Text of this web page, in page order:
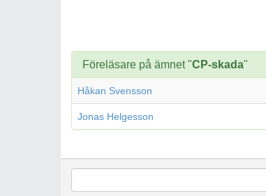
Föreläsare på ämnet "CP-skada"
Håkan Svensson
Jonas Helgesson